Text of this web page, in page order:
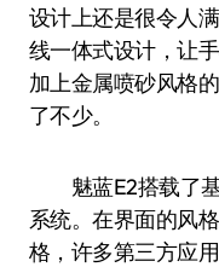
设计上还是很令人
线一体式设计，让
加上金属喷砂风格
了不少。
魅蓝E2搭载了基
系统。在界面的风
格，许多第三方应